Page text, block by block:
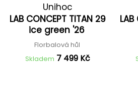
Unihoc
LAB CONCEPT TITAN 29
ice green '26
Florbalová hůl
Skladem 7 499 Kč